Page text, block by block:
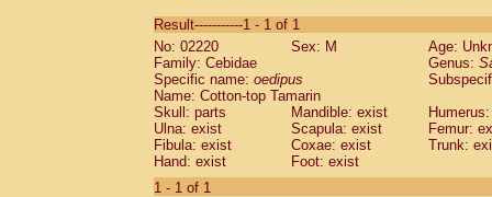
CebidaeSaguinus labiatus(0)
Cebidae Saguinus leucopus (0)
Cebidae
CebidaeSaguinus mystax
Cebidae Saguinus nigricollis (0)
Cebidae Saguinus oedipus
Cebidae Saguinus weddelli
Cebidae Saguinusspp.
Cebidae
Result-----------1 - 1 of 1
No: 02220
Sex: M
Age:
Family: Cebidae
Genus:
Specific name: oedipus
Name: Cotton-top Tamarin
Skull: parts
Mandible: exist
Ulna: exist
Scapula: exist
Femur:
Fibula: exist
Coxae: exist
Trunk:
Hand: exist
Foot: exist
1 - 1 of 1